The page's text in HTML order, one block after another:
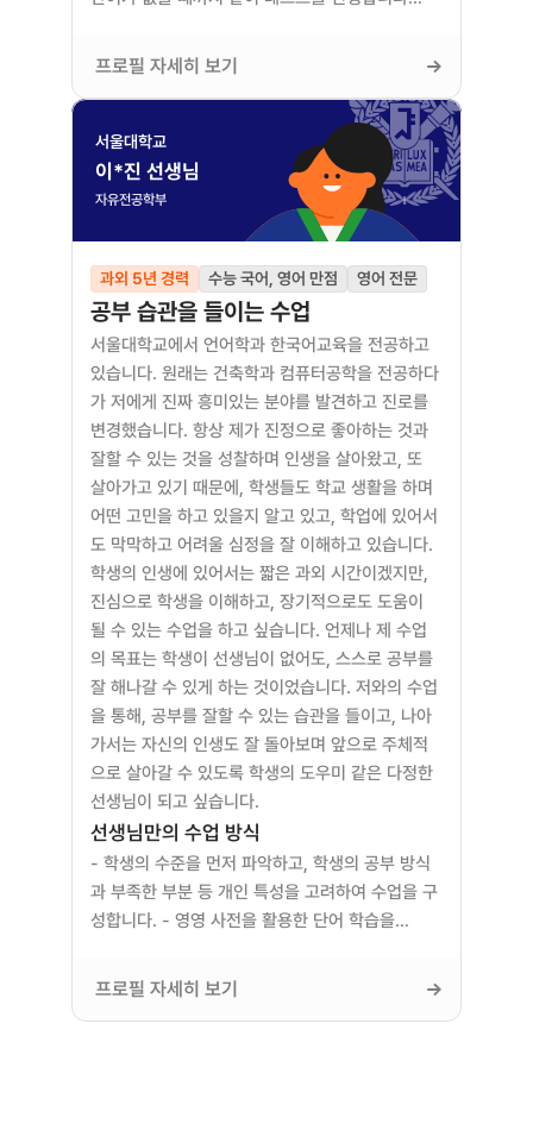
프로필 자세히 보기
서울대학교
이*진 선생님
자유전공학부
과외 5년 경력 수능 국어, 영어 만점 영어 전문
공부 습관을 들이는 수업
서울대학교에서 언어학과 한국어교육을 전공하고
있습니다. 원래는 건축학과 컴퓨터공학을 전공하다
가 저에게 진짜 흥미있는 분야를 발견하고 진로를
변경했습니다. 항상 제가 진정으로 좋아하는 것과
잘할 수 있는 것을 성찰하며 인생을 살아왔고, 또
살아가고 있기 때문에, 학생들도 학교 생활을 하며
어떤 고민을 하고 있을지 알고 있고, 학업에 있어서
도 막막하고 어려울 심정을 잘 이해하고 있습니다.
학생의 인생에 있어서는 짧은 과외 시간이겠지만,
진심으로 학생을 이해하고, 장기적으로도 도움이
될 수 있는 수업을 하고 싶습니다. 언제나 제 수업
의 목표는 학생이 선생님이 없어도, 스스로 공부를
잘 해나갈 수 있게 하는 것이었습니다. 저와의 수업
을 통해, 공부를 잘할 수 있는 습관을 들이고, 나아
가서는 자신의 인생도 잘 돌아보며 앞으로 주체적
으로 살아갈 수 있도록 학생의 도우미 같은 다정한
선생님이 되고 싶습니다.
선생님만의 수업 방식
- 학생의 수준을 먼저 파악하고, 학생의 공부 방식
과 부족한 부분 등 개인 특성을 고려하여 수업을 구
성합니다. - 영영 사전을 활용한 단어 학습을…
프로필 자세히 보기